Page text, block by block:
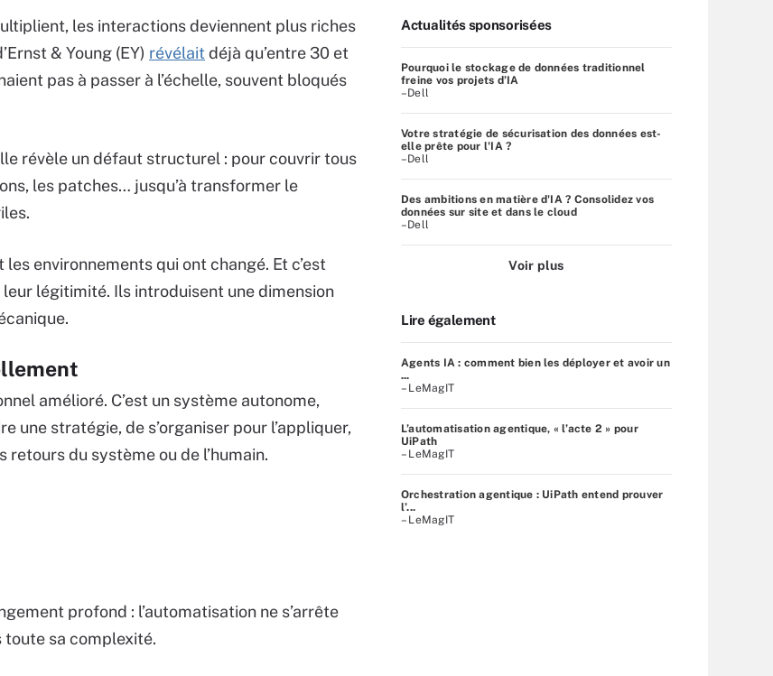
les interactions deviennent plus riches
& Young (EY) révélait déjà qu’entre 30 et
pas à passer à l’échelle, souvent bloqués
révèle un défaut structurel : pour couvrir tous
les patches… jusqu’à transformer le
environnements qui ont changé. Et c’est
légitimité. Ils introduisent une dimension
amélioré. C’est un système autonome,
une stratégie, de s’organiser pour l’appliquer,
du système ou de l’humain.
profond : l’automatisation ne s’arrête
toute sa complexité.
Actualités sponsorisées
Pourquoi le stockage de données traditionnel
freine vos projets d’IA
–Dell
Votre stratégie de sécurisation des données est-
elle prête pour l'IA ?
–Dell
Des ambitions en matière d'IA ? Consolidez vos
données sur site et dans le cloud
–Dell
Voir plus
Lire également
Agents IA : comment bien les déployer et avoir un
...
– LeMagIT
L’automatisation agentique, « l’acte 2 » pour
UiPath
– LeMagIT
Orchestration agentique : UiPath entend prouver
l’...
– LeMagIT